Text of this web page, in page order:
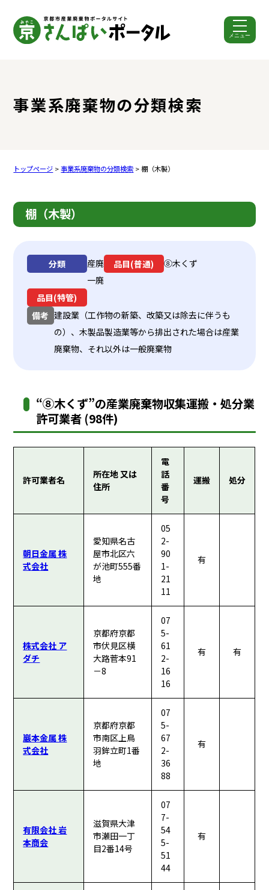
メニュー
事業系廃棄物の分類検索
トップページ >事業系廃棄物の分類検索 > 棚（木製）
棚（木製）
分類
産廃
一廃
品目(普通) ⑧木くず
品目(特管)
備考 建設業（工作物の新築、改築又は除去に伴うも
の）、木製品製造業等から排出された場合は産業
廃棄物、それ以外は一般廃棄物
“⑧木くず”の産業廃棄物収集運搬・処分業
許可業者 (98件)
許可業者名
所在地 又は
住所
電
話
番
号
運搬 処分
朝日金属 株
式会社
愛知県名古
屋市北区六
が池町555番
地
05
2-
90
1-
21
11
有
株式会社 ア
ダチ
京都府京都
市伏見区横
大路菅本91
－8
07
5-
61
2-
16
16
有 有
巖本金属 株
式会社
京都府京都
市南区上鳥
羽鉾立町1番
地
07
5-
67
2-
36
88
有
有限会社 岩
本商会
滋賀県大津
市瀬田一丁
目2番14号
07
7-
54
5-
51
44
有